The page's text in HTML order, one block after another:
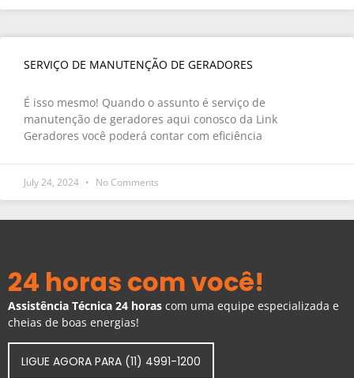
SERVIÇO DE MANUTENÇÃO DE GERADORES
É isso mesmo! Quando o assunto é serviço de
manutenção de geradores aqui conosco da Link
Geradores você poderá contar com eficiência
July 24, 2024 No Comments
24 horas com você!
Assistência Técnica 24 horas com uma equipe especializada e
cheias de boas energias!
LIGUE AGORA PARA (11) 4991-1200